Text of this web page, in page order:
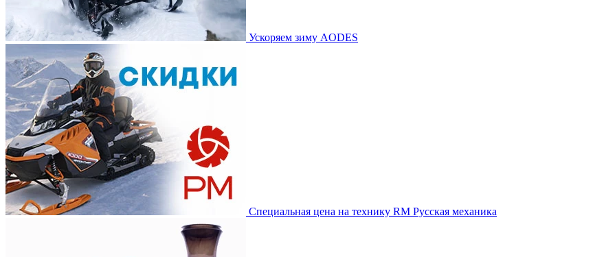
Ускоряем зиму AODES
Специальная цена на технику RM Русская механика